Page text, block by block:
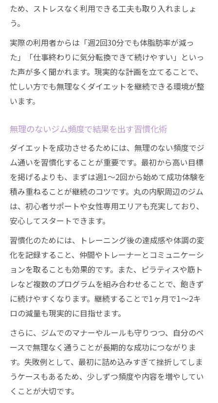
ため、ストレスなく利用できる工夫も取り入れましょ
う。
実際の利用者からは「週2回30分でも体脂肪率が減っ
た」「仕事終わりに気分転換できて続けやすい」といっ
た声が多く聞かれます。現実的な計画を立てることで、
忙しい方でも無理なくダイエットを継続できる環境が整
います。
無理のないジム頻度で結果を出す習慣化術
ダイエットを成功させるためには、無理のない頻度でジ
ム通いを習慣化することが重要です。最初から高い目標
を掲げるよりも、まずは週1～2回から始めて成功体験を
積み重ねることが継続のコツです。丸の内駅周辺のジム
は、初心者サポートや女性専用エリアも充実しており、
安心してスタートできます。
習慣化のためには、トレーニング後の達成感や体調の変
化を記録すること、仲間やトレーナーとコミュニケーシ
ョンを取ることも効果的です。また、ピラティスや筋ト
レなど複数のプログラムを組み合わせることで、飽きず
に続けやすくなります。継続することで1ヶ月で1～2キ
ロの減量も現実的に目指せます。
さらに、ジムでのマナーやルールも守りつつ、自分のペ
ースで無理なく通うことが長期的な成功につながりま
す。失敗例として、最初に詰め込みすぎて挫折してしま
うケースもあるため、少しずつ頻度や内容を増やしてい
くことが大切です。